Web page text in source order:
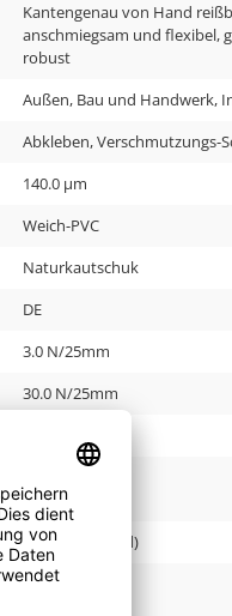
Kantengenau von Hand
anschmiegsam und flexibel,
robust
Außen, Bau und Handwerk,
Abkleben, Verschmutzungs-
140.0 µm
Weich-PVC
Naturkautschuk
DE
3.0 N/25mm
30.0 N/25mm
3 Zoll (Standard)
true